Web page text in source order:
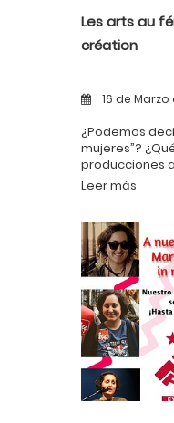
Les arts au
création
16 de Marzo
¿Podemos
mujeres”?
producciones
condiciones
Leer más